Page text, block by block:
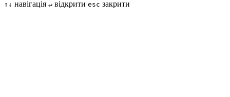
↑↓ навігація ↵ відкрити esc закрити